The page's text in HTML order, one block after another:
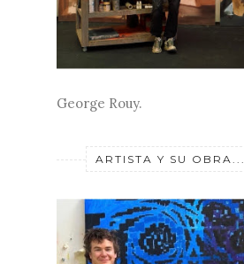
George Rouy.
ARTISTA Y SU OBRA...